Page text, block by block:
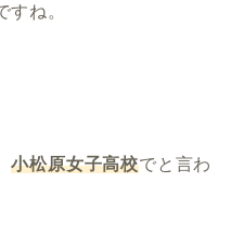
すね。
小松原女子高校でと言わ